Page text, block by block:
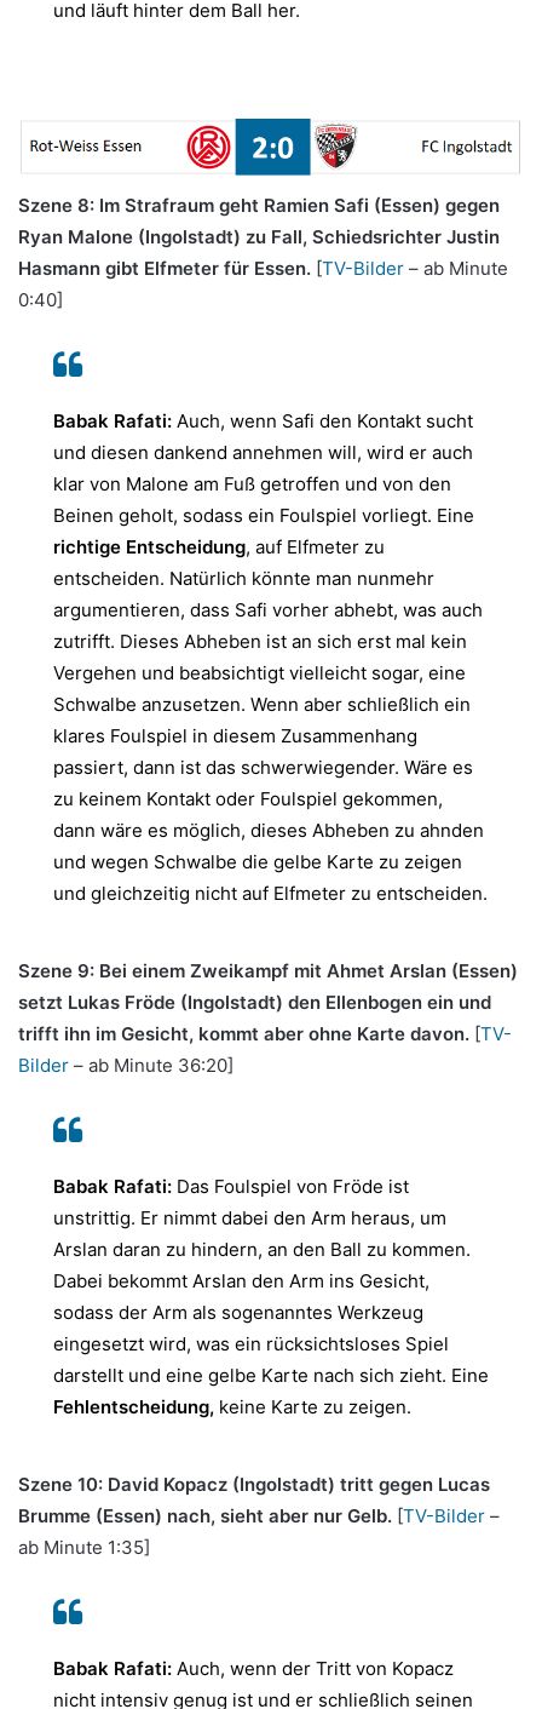
und läuft hinter dem Ball her.
Szene 8: Im Strafraum geht Ramien Safi (Essen) gegen
Ryan Malone (Ingolstadt) zu Fall, Schiedsrichter Justin
Hasmann gibt Elfmeter für Essen. [TV-Bilder – ab Minute
0:40]
Babak Rafati: Auch, wenn Safi den Kontakt sucht
und diesen dankend annehmen will, wird er auch
klar von Malone am Fuß getroffen und von den
Beinen geholt, sodass ein Foulspiel vorliegt. Eine
richtige Entscheidung, auf Elfmeter zu
entscheiden. Natürlich könnte man nunmehr
argumentieren, dass Safi vorher abhebt, was auch
zutrifft. Dieses Abheben ist an sich erst mal kein
Vergehen und beabsichtigt vielleicht sogar, eine
Schwalbe anzusetzen. Wenn aber schließlich ein
klares Foulspiel in diesem Zusammenhang
passiert, dann ist das schwerwiegender. Wäre es
zu keinem Kontakt oder Foulspiel gekommen,
dann wäre es möglich, dieses Abheben zu ahnden
und wegen Schwalbe die gelbe Karte zu zeigen
und gleichzeitig nicht auf Elfmeter zu entscheiden.
Szene 9: Bei einem Zweikampf mit Ahmet Arslan (Essen)
setzt Lukas Fröde (Ingolstadt) den Ellenbogen ein und
trifft ihn im Gesicht, kommt aber ohne Karte davon. [TV-
Bilder – ab Minute 36:20]
Babak Rafati: Das Foulspiel von Fröde ist
unstrittig. Er nimmt dabei den Arm heraus, um
Arslan daran zu hindern, an den Ball zu kommen.
Dabei bekommt Arslan den Arm ins Gesicht,
sodass der Arm als sogenanntes Werkzeug
eingesetzt wird, was ein rücksichtsloses Spiel
darstellt und eine gelbe Karte nach sich zieht. Eine
Fehlentscheidung, keine Karte zu zeigen.
Szene 10: David Kopacz (Ingolstadt) tritt gegen Lucas
Brumme (Essen) nach, sieht aber nur Gelb. [TV-Bilder –
ab Minute 1:35]
Babak Rafati: Auch, wenn der Tritt von Kopacz
nicht intensiv genug ist und er schließlich seinen